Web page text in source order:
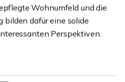
Wohnumfeld und die
bilden dafür eine solide
Perspektiven.